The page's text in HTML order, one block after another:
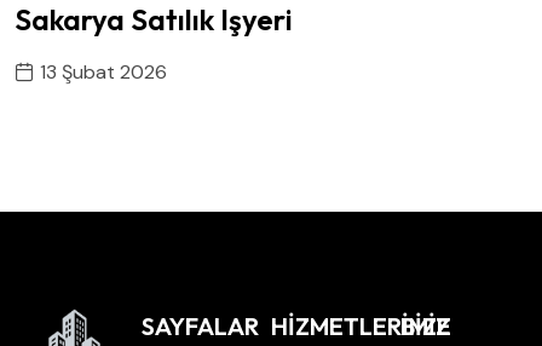
Sakarya Satılık Işyeri
13 Şubat 2026
SAYFALAR HİZMETLERİMİZ
BIZE